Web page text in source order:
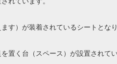
す）が装着されているシートとなり
置く台（スペース）が設置されてい